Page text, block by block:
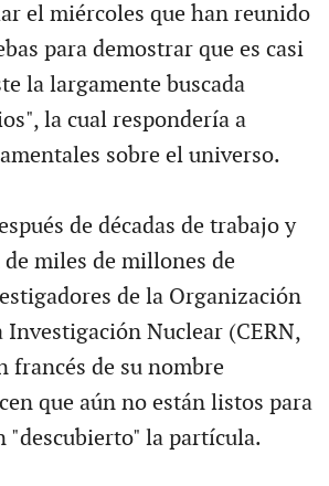
el miércoles que han reunido
para demostrar que es casi
la largamente buscada
la cual respondería a
sobre el universo.
de décadas de trabajo y
miles de millones de
de la Organización
Investigación Nuclear (CERN,
francés de su nombre
que aún no están listos para
"descubierto" la partícula.